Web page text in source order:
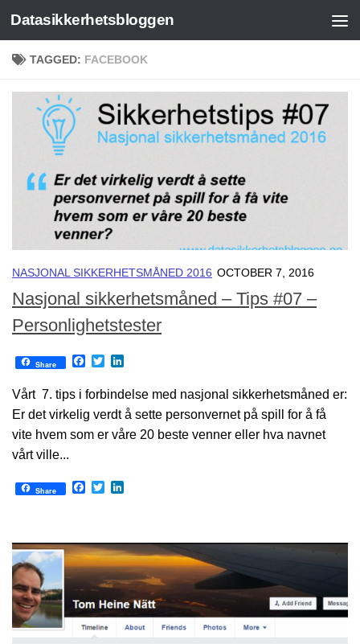
Skip to content
Datasikkerhetsbloggen
TAGGED: FACEBOOK
NASJONAL SIKKERHETSMÅNED 2016 OCTOBER 7, 2016
Nasjonal sikkerhetsmåned – Tips #07 –
Personlighetstester
Share Facebook
Twitter
Vårt 7. tips i forbindelse med nasjonal sikkerhetsmåned er:
Er det virkelig verdt å sette personvernet på spill for å få
vite hvem som er våre 20 beste venner eller hva navnet
vårt ville...
Share Facebook
Twitter